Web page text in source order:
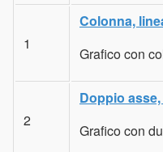
1
Colonna,
Grafico con
2
Doppio
Grafico con